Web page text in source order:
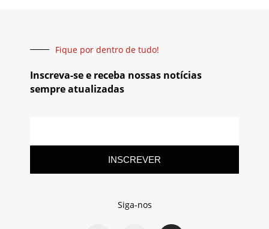
Fique por dentro de tudo!
Inscreva-se e receba nossas notícias
sempre atualizadas
INSCREVER
Siga-nos